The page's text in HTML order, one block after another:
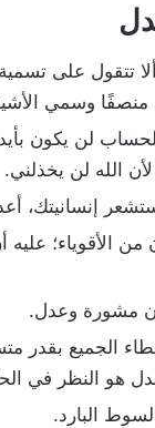
تتقول على
منصفًا وسمي
لن يكون
لأن الله لن يخذلني.
إنسانيتك،
الأقوياء؛
مشورة وعدل.
الجميع بقدر
هو النظر في
البارد.